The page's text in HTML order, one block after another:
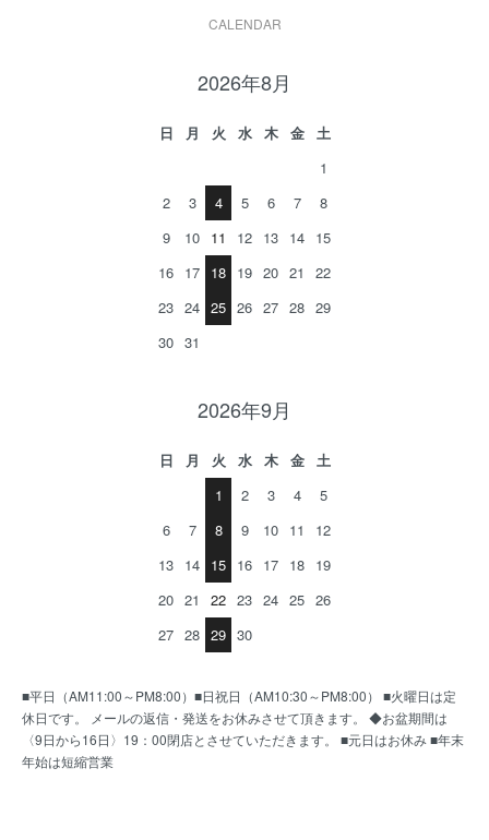
CALENDAR
2026年8月
日 月 火 水 木 金
土
1
2
3 4 5 6 7
8
9
10 11 12 13 14 15
16 17 18 19 20 21
22
23 24 25 26 27 28 29
30 31
2026年9月
日 月 火 水 木 金
土
1
2 3 4
5
6
7 8 9 10 11
12
13 14 15 16 17 18 19
20 21 22 23 24 25 26
27 28 29 30
■平日（AM11:00～PM8:00）■日祝日（AM10:30～PM8:00） ■火曜日は定
休日です。 メールの返信・発送をお休みさせて頂きます。 ◆お盆期間は
〈9日から16日〉19：00閉店とさせていただきます。 ■元日はお休み ■年末
年始は短縮営業